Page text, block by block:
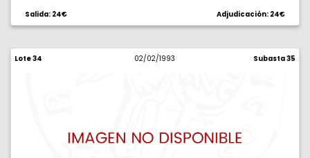
Salida: 24€ Adjudicación: 24€
Lote 34 02/02/1993 Subasta 35